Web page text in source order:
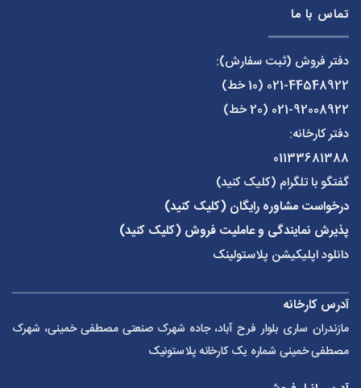
تماس با ما
دفتر فروش (ثبت سفارش):
021-44548922(10 خط)
021-92008922(20 خط)
دفتر کارخانه:
01133681388
گفتگو با تلگرام (کلیک کنید)
درخواست مشاوره رایگان (کلیک کنید)
پذیرش نمایندگی و عاملیت فروش (کلیک کنید)
دانلود اپلیکیشن پلاستولینک
آدرس کارخانه
مازندران ساری بلوار فرح آباد، جاده شهرک صنعتی مصطفی خمینی، شهرک
مصطفی خمینی شماره یک کارخانه پلاستونیک